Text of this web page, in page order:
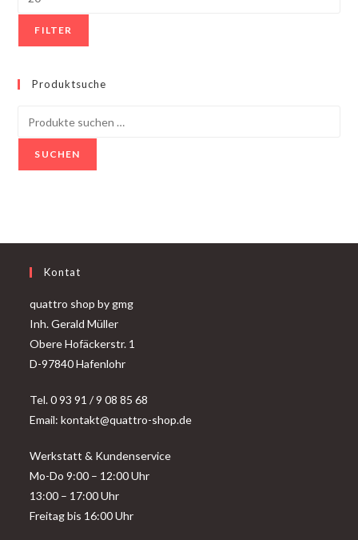
FILTER
Produktsuche
SUCHEN
Kontat
quattro shop by gmg
Inh. Gerald Müller
Obere Hofäckerstr. 1
D-97840 Hafenlohr
Tel. 0 93 91 / 9 08 85 68
Email: kontakt@quattro-shop.de
Werkstatt & Kundenservice
Mo-Do 9:00 – 12:00 Uhr
13:00 – 17:00 Uhr
Freitag bis 16:00 Uhr